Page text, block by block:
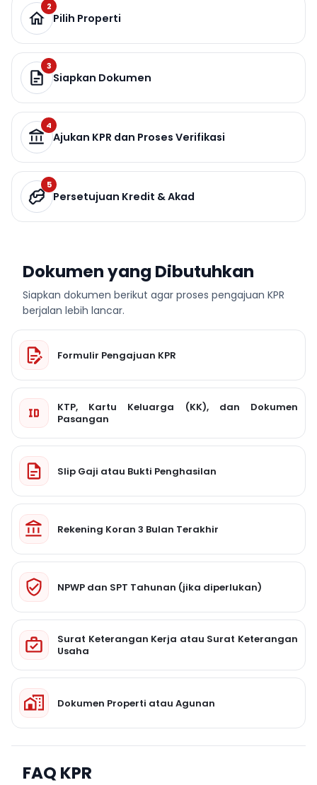
2
Pilih Properti
3
Siapkan Dokumen
4
Ajukan KPR dan Proses Verifikasi
5
Persetujuan Kredit & Akad
Dokumen yang Dibutuhkan
Siapkan dokumen berikut agar proses pengajuan KPR
berjalan lebih lancar.
Formulir Pengajuan KPR
KTP, Kartu Keluarga (KK), dan Dokumen
Pasangan
Slip Gaji atau Bukti Penghasilan
Rekening Koran 3 Bulan Terakhir
NPWP dan SPT Tahunan (jika diperlukan)
Surat Keterangan Kerja atau Surat Keterangan
Usaha
Dokumen Properti atau Agunan
FAQ KPR